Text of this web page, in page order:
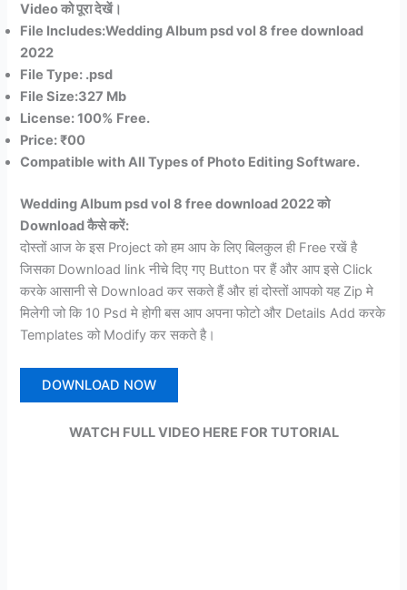
Video को पूरा देखें।
File Includes:Wedding Album psd vol 8 free download
2022
File Type: .psd
File Size:327 Mb
License: 100% Free.
Price: ₹00
Compatible with All Types of Photo Editing Software.
Wedding Album psd vol 8 free download 2022 को
Download कैसे करें:
दोस्तों आज के इस Project को हम आप के लिए बिलकुल ही Free रखें है
जिसका Download link नीचे दिए गए Button पर हैं और आप इसे Click
करके आसानी से Download कर सकते हैं और हां दोस्तों आपको यह Zip मे
मिलेगी जो कि 10 Psd मे होगी बस आप अपना फोटो और Details Add करके
Templates को Modify कर सकते है।
DOWNLOAD NOW
WATCH FULL VIDEO HERE FOR TUTORIAL